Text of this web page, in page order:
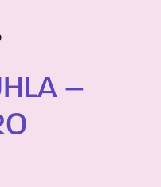
–